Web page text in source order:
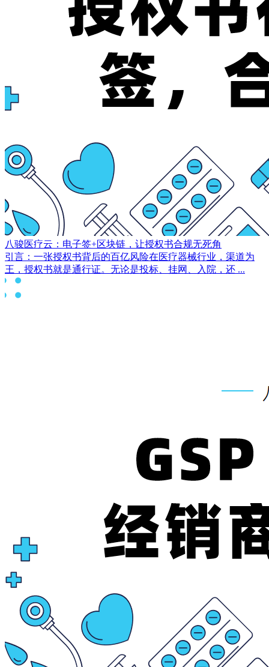
八骏医疗云：电子签+区块链，让授权书合规无死角
引言：一张授权书背后的百亿风险在医疗器械行业，渠道为
王，授权书就是通行证。无论是投标、挂网、入院，还 ...